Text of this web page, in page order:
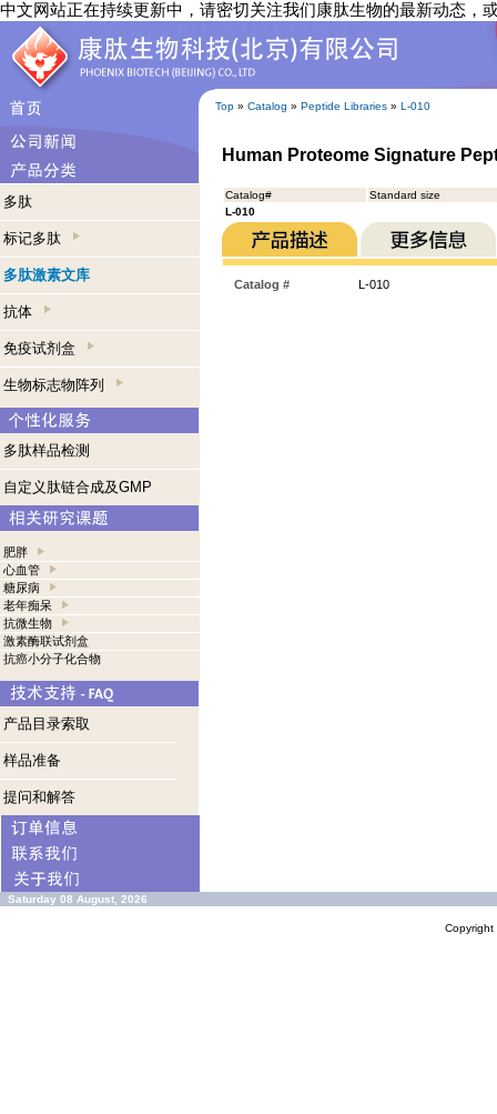
中文网站正在持续更新中，请密切关注我们康肽生物的最新动态，
Top » Catalog » Peptide Libraries » L-010
多肽
标记多肽
多肽激素文库
抗体
免疫试剂盒
生物标志物阵列
多肽样品检测
自定义肽链合成及GMP
肥胖
心血管
糖尿病
老年痴呆
抗微生物
激素酶联试剂盒
抗癌小分子化合物
产品目录索取
样品准备
提问和解答
Human Proteome Signature
Catalog#
Standard size
L-010
Catalog # L-010
Saturday 08 August, 2026